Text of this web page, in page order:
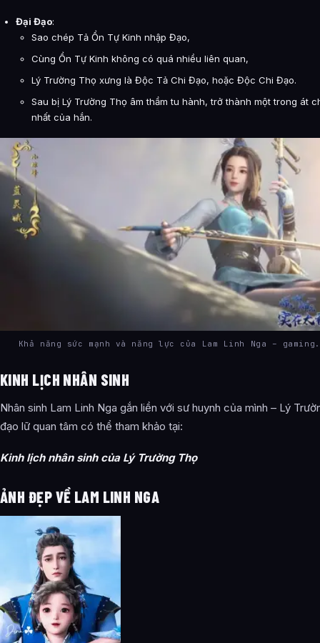
Đại Đạo:
Sao chép Tả Ổn Tự Kinh nhập Đạo,
Cùng Ổn Tự Kinh không có quá nhiều liên quan,
Lý Trường Thọ xưng là Độc Tả Chi Đạo, hoặc Độc Chi Đạo.
Sau bị Lý Trường Thọ âm thầm tu hành, trở thành một trong át
nhất của hắn.
Khả năng sức mạnh và năng lực của Lam Linh Nga –
KINH LỊCH NHÂN SINH
Nhân sinh Lam Linh Nga gắn liền với sư huynh của mình – Lý
đạo lữ quan tâm có thể tham khảo tại:
Kinh lịch nhân sinh của Lý Trường Thọ
ẢNH ĐẸP VỀ LAM LINH NGA